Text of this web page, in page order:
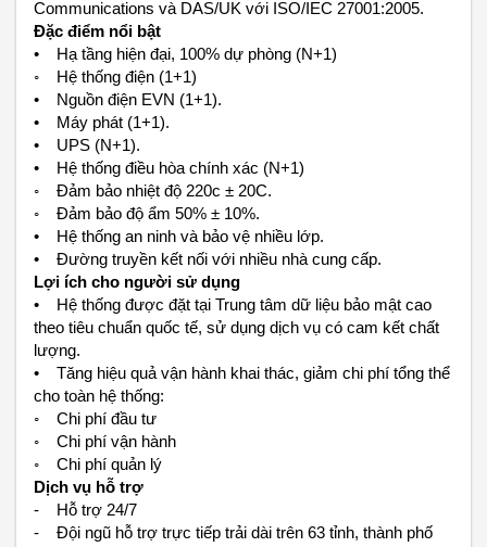
Communications và DAS/UK với ISO/IEC 27001:2005.
Đặc điểm nổi bật
• Hạ tầng hiện đại, 100% dự phòng (N+1)
◦ Hệ thống điện (1+1)
• Nguồn điện EVN (1+1).
• Máy phát (1+1).
• UPS (N+1).
• Hệ thống điều hòa chính xác (N+1)
◦ Đảm bảo nhiệt độ 220c ± 20C.
◦ Đảm bảo độ ẩm 50% ± 10%.
• Hệ thống an ninh và bảo vệ nhiều lớp.
• Đường truyền kết nối với nhiều nhà cung cấp.
Lợi ích cho người sử dụng
• Hệ thống được đặt tại Trung tâm dữ liệu bảo mật cao
theo tiêu chuẩn quốc tế, sử dụng dịch vụ có cam kết chất
lượng.
• Tăng hiệu quả vận hành khai thác, giảm chi phí tổng thể
cho toàn hệ thống:
◦ Chi phí đầu tư
◦ Chi phí vận hành
◦ Chi phí quản lý
Dịch vụ hỗ trợ
- Hỗ trợ 24/7
- Đội ngũ hỗ trợ trực tiếp trải dài trên 63 tỉnh, thành phố